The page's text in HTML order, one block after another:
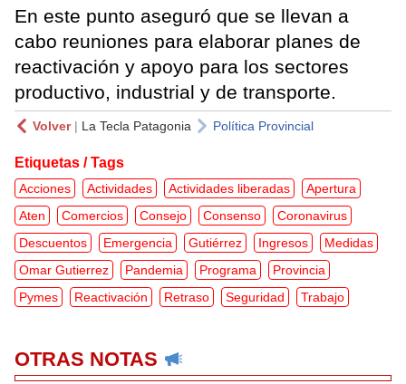
En este punto aseguró que se llevan a
cabo reuniones para elaborar planes de
reactivación y apoyo para los sectores
productivo, industrial y de transporte.
Volver| La Tecla Patagonia Política Provincial
Etiquetas / Tags
Acciones Actividades Actividades liberadas
Apertura
Aten
Comercios Consejo Consenso
Coronavirus
Descuentos
Emergencia Gutiérrez Ingresos
Medidas
Omar Gutierrez
Pandemia Programa
Provincia
Pymes
Reactivación Retraso Seguridad Trabajo
OTRAS NOTAS